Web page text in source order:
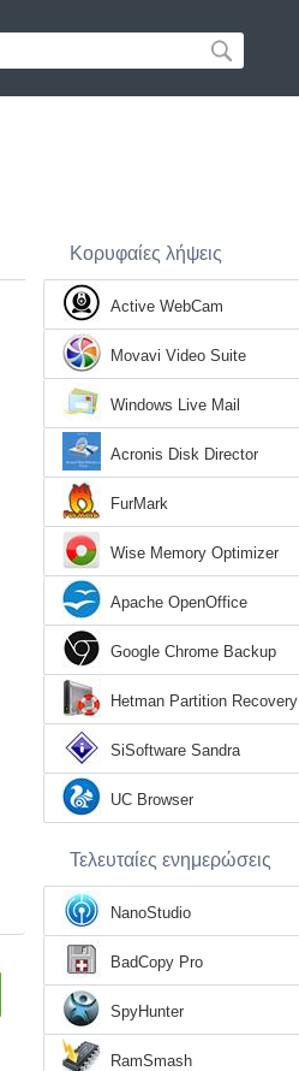
Κορυφαίες λήψεις
Active WebCam
Movavi Video Suite
Windows Live Mail
Acronis Disk Director
FurMark
Wise Memory Optimizer
Apache OpenOffice
Google Chrome Backup
Hetman Partition Recovery
SiSoftware Sandra
UC Browser
Τελευταίες ενημερώσεις
NanoStudio
BadCopy Pro
SpyHunter
RamSmash